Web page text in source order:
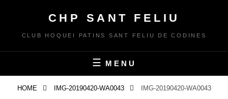
content
CHP SANT FELIU
CLUB HOQUEI PATINS SANT FELIU DE CODINES
MENU
HOME IMG-20190420-WA0043 IMG-20190420-WA0043